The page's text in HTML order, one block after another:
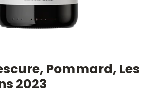
Pommard, Les
2023